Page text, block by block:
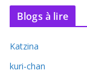
Blogs à lire
Katzina
kuri-chan